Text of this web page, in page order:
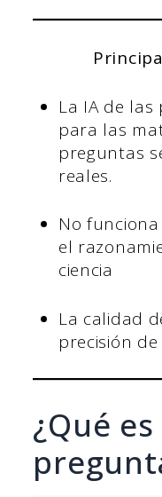
La IA de
para las
preguntas
reales.
No
el
ciencia
La calidad
precisión
¿Qué